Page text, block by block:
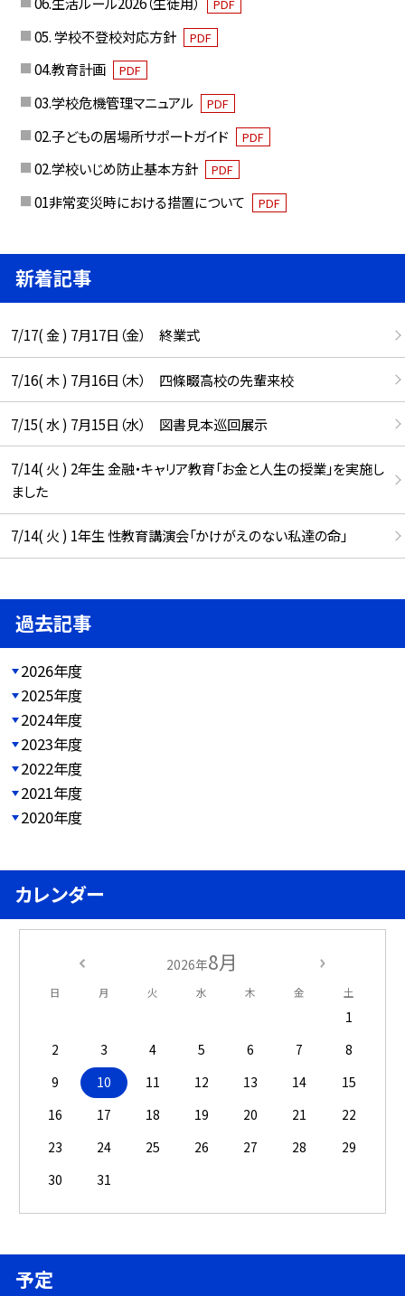
PDF
05. 学校不登校対応方針 PDF
04.教育計画 PDF
03.学校危機管理マニュアル PDF
02.子どもの居場所サポートガイド PDF
02.学校いじめ防止基本方針 PDF
01非常変災時における措置について PDF
新着記事
7/17( 金 ) 7月17日（金） 終業式
7/16( 木 ) 7月16日（木） 四條畷高校の先輩来校
7/15( 水 ) 7月15日（水） 図書見本巡回展示
7/14( 火 ) 2年生 金融・キャリア教育「お金と人生の授業」を実施し
ました
7/14( 火 ) 1年生 性教育講演会「かけがえのない私達の命」
過去記事
2026年度
2025年度
2024年度
2023年度
2022年度
2021年度
2020年度
カレンダー
2026年8月
日 月 火 水 木 金 土
1
2
3 4 5 6 7
8
9
10 11 12 13 14
15
16
17 18 19 20 21
22
23
24 25 26 27 28
29
30
31
予定